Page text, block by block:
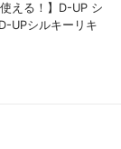
える！】D-UP シ
UPシルキーリキ